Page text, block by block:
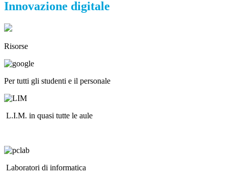
Innovazione digitale
Risorse
Per tutti gli studenti e il personale
L.I.M. in quasi tutte le aule
Laboratori di informatica